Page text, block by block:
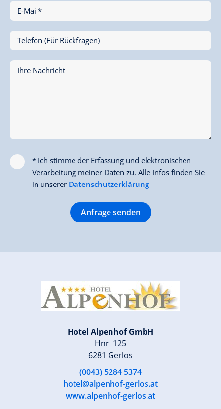
E-Mail*
Telefon (Für Rückfragen)
Ihre Nachricht
* Ich stimme der Erfassung und elektronischen
Verarbeitung meiner Daten zu. Alle Infos finden Sie
in unserer Datenschutzerklärung
Anfrage senden
Hotel Alpenhof GmbH
Hnr. 125
6281 Gerlos
(0043) 5284 5374
hotel@alpenhof-gerlos.at
www.alpenhof-gerlos.at